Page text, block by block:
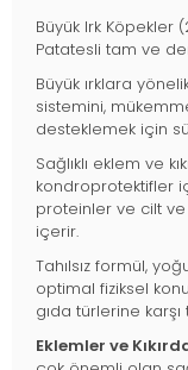
Büyük Irk Köpekler
Patatesli tam ve
Büyük ırklara
sistemini,
desteklemek için
Sağlıklı eklem ve
kondroprotektifler
proteinler ve cilt ve
içerir.
Tahılsız formül,
optimal fiziksel
gıda türlerine
Eklemler ve